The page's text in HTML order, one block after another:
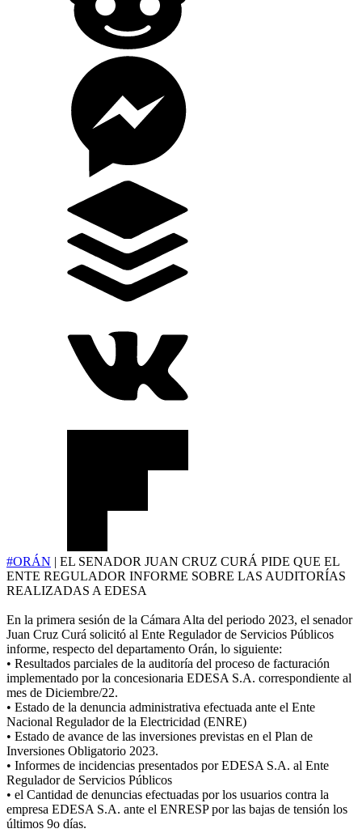
#ORÁN | EL SENADOR JUAN CRUZ CURÁ PIDE QUE EL
ENTE REGULADOR INFORME SOBRE LAS AUDITORÍAS
REALIZADAS A EDESA
En la primera sesión de la Cámara Alta del periodo 2023, el senador
Juan Cruz Curá solicitó al Ente Regulador de Servicios Públicos
informe, respecto del departamento Orán, lo siguiente:
• Resultados parciales de la auditoría del proceso de facturación
implementado por la concesionaria EDESA S.A. correspondiente al
mes de Diciembre/22.
• Estado de la denuncia administrativa efectuada ante el Ente
Nacional Regulador de la Electricidad (ENRE)
• Estado de avance de las inversiones previstas en el Plan de
Inversiones Obligatorio 2023.
• Informes de incidencias presentados por EDESA S.A. al Ente
Regulador de Servicios Públicos
• el Cantidad de denuncias efectuadas por los usuarios contra la
empresa EDESA S.A. ante el ENRESP por las bajas de tensión los
últimos 9o días.